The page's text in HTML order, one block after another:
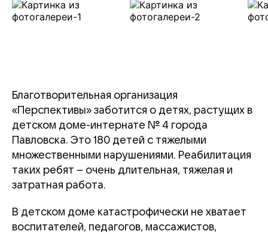
Благотворительная организация
«Перспективы» заботится о детях, растущих в
детском доме-интернате № 4 города
Павловска. Это 180 детей с тяжелыми
множественными нарушениями. Реабилитация
таких ребят – очень длительная, тяжелая и
затратная работа.
В детском доме катастрофически не хватает
воспитателей, педагогов, массажистов,